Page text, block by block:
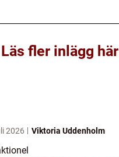
Läs fler inlägg här
2026 Viktoria Uddenholm